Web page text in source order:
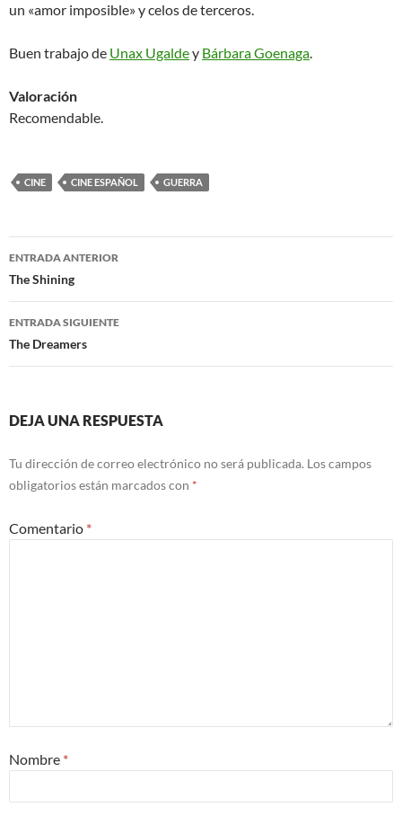
un «amor imposible» y celos de terceros.
Buen trabajo de Unax Ugaldey Bárbara Goenaga.
Valoración
Recomendable.
CINE CINE ESPAÑOL GUERRA
Navegación
de
entradas
ENTRADA ANTERIOR
The Shining
ENTRADA SIGUIENTE
The Dreamers
DEJA UNA RESPUESTA
Tu dirección de correo electrónico no será publicada. Los campos
obligatorios están marcados con *
Comentario *
Nombre *